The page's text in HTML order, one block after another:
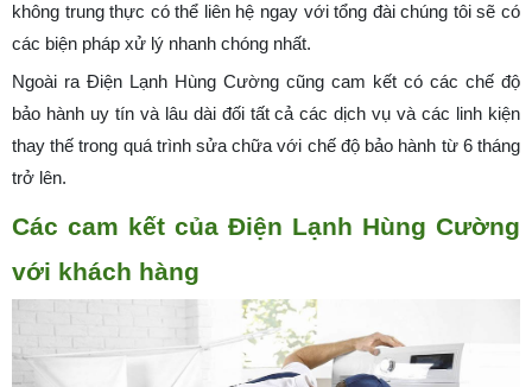
không trung thực có thể liên hệ ngay với tổng đài chúng tôi sẽ có
các biện pháp xử lý nhanh chóng nhất.
Ngoài ra Điện Lạnh Hùng Cường cũng cam kết có các chế độ
bảo hành uy tín và lâu dài đối tất cả các dịch vụ và các linh kiện
thay thế trong quá trình sửa chữa với chế độ bảo hành từ 6 tháng
trở lên.
Các cam kết của Điện Lạnh Hùng Cường
với khách hàng